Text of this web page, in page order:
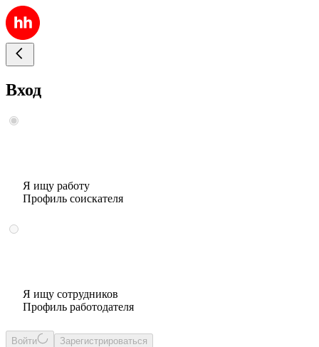
Вход
Я ищу работу
Профиль соискателя
Я ищу сотрудников
Профиль работодателя
Войти Зарегистрироваться